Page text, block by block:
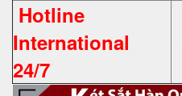
Hotline
International
24/7